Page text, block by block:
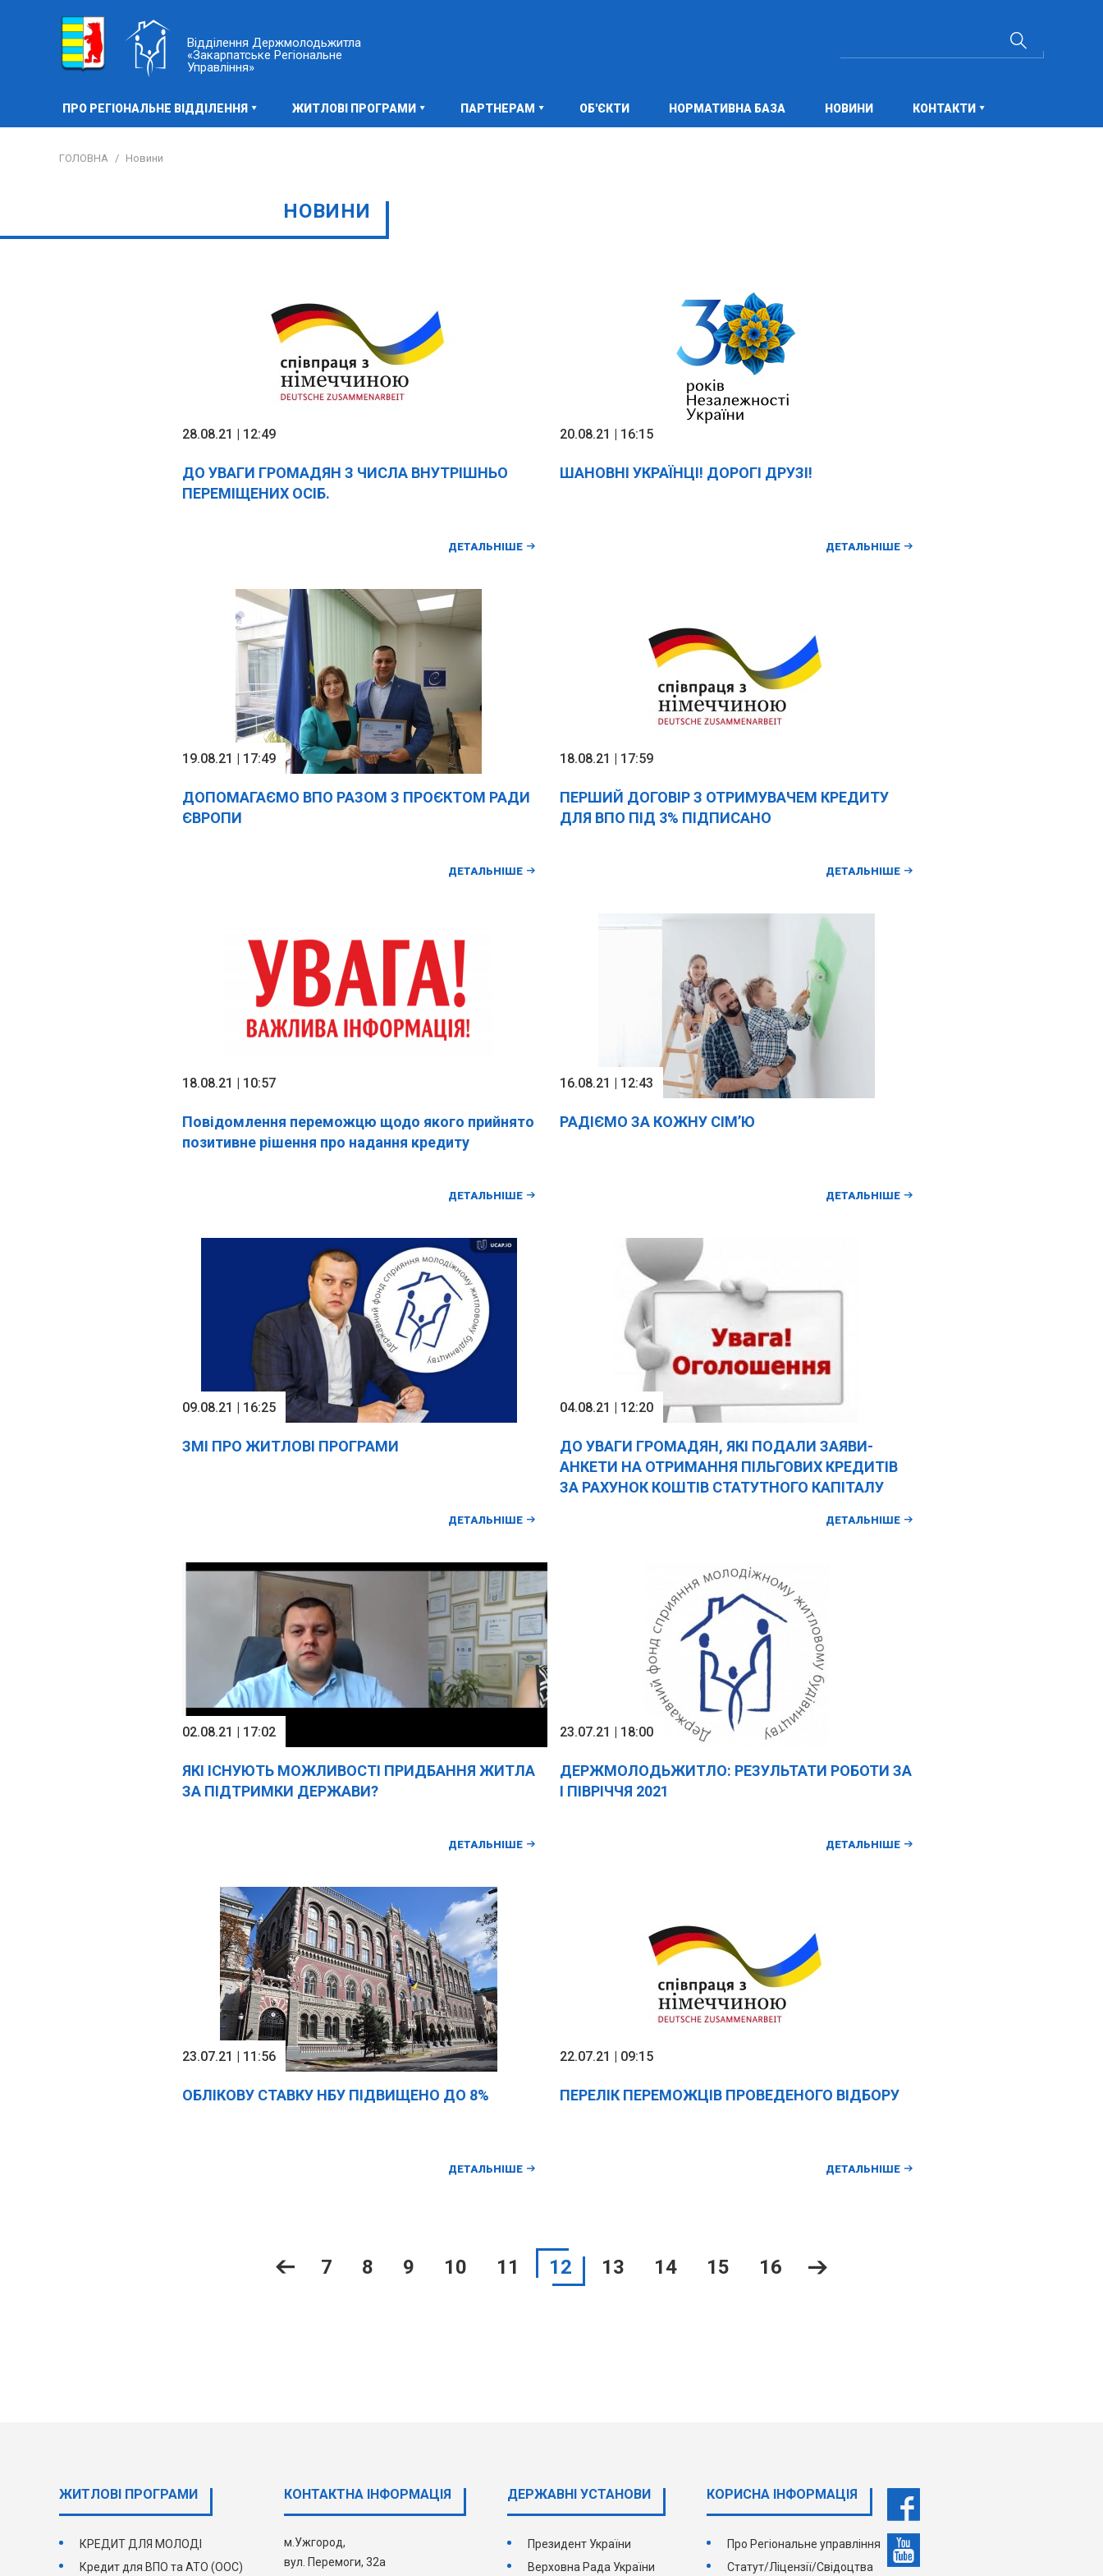
Відділення Держмолодьжитла
«Закарпатське Регіональне
Управління»
ПРО РЕГІОНАЛЬНЕ ВІДДІЛЕННЯ ЖИТЛОВІ ПРОГРАМИ ПАРТНЕРАМ ОБ'ЄКТИ НОРМАТИВНА БАЗА НОВИНИ КОНТАКТИ
ГОЛОВНА / Новини
НОВИНИ
28.08.21 | 12:49
ДО УВАГИ ГРОМАДЯН З ЧИСЛА ВНУТРІШНЬО
ПЕРЕМІЩЕНИХ ОСІБ.
ДЕТАЛЬНІШЕ
20.08.21 | 16:15
ШАНОВНІ УКРАЇНЦІ! ДОРОГІ ДРУЗІ!
ДЕТАЛЬНІШЕ
19.08.21 | 17:49
ДОПОМАГАЄМО ВПО РАЗОМ З ПРОЄКТОМ РАДИ
ЄВРОПИ
ДЕТАЛЬНІШЕ
18.08.21 | 17:59
ПЕРШИЙ ДОГОВІР З ОТРИМУВАЧЕМ КРЕДИТУ
ДЛЯ ВПО ПІД 3% ПІДПИСАНО
ДЕТАЛЬНІШЕ
18.08.21 | 10:57
Повідомлення переможцю щодо якого прийнято
позитивне рішення про надання кредиту
ДЕТАЛЬНІШЕ
16.08.21 | 12:43
РАДІЄМО ЗА КОЖНУ СІМ’Ю
ДЕТАЛЬНІШЕ
09.08.21 | 16:25
ЗМІ ПРО ЖИТЛОВІ ПРОГРАМИ
ДЕТАЛЬНІШЕ
04.08.21 | 12:20
ДО УВАГИ ГРОМАДЯН, ЯКІ ПОДАЛИ ЗАЯВИ-
АНКЕТИ НА ОТРИМАННЯ ПІЛЬГОВИХ КРЕДИТІВ
ЗА РАХУНОК КОШТІВ СТАТУТНОГО КАПІТАЛУ
ДЕТАЛЬНІШЕ
02.08.21 | 17:02
ЯКІ ІСНУЮТЬ МОЖЛИВОСТІ ПРИДБАННЯ ЖИТЛА
ЗА ПІДТРИМКИ ДЕРЖАВИ?
ДЕТАЛЬНІШЕ
23.07.21 | 18:00
ДЕРЖМОЛОДЬЖИТЛО: РЕЗУЛЬТАТИ РОБОТИ ЗА
І ПІВРІЧЧЯ 2021
ДЕТАЛЬНІШЕ
23.07.21 | 11:56
ОБЛІКОВУ СТАВКУ НБУ ПІДВИЩЕНО ДО 8%
ДЕТАЛЬНІШЕ
22.07.21 | 09:15
ПЕРЕЛІК ПЕРЕМОЖЦІВ ПРОВЕДЕНОГО ВІДБОРУ
ДЕТАЛЬНІШЕ
7 8 9 10 11 12 13 14 15 16
ЖИТЛОВІ ПРОГРАМИ
КРЕДИТ ДЛЯ МОЛОДІ
Кредит для ВПО та АТО (ООС)
КОНТАКТНА ІНФОРМАЦІЯ
м.Ужгород,
вул. Перемоги, 32а
ДЕРЖАВНI УСТАНОВИ
Президент України
Верховна Рада України
КОРИСНА ІНФОРМАЦІЯ
Про Регіональне управління
Статут/Ліцензії/Свідоцтва